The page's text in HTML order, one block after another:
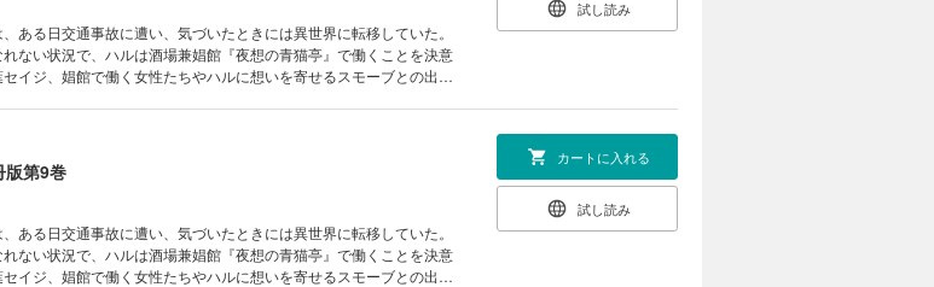
ある日交通事故に遭い、気づいたときには異世界に転移していた。
ない状況で、ハルは酒場兼娼館『夜想の青猫亭』で働くことを決意
イジ、娼館で働く女性たちやハルに想いを寄せるスモーブとの出会
8巻！
試し読み
第9巻
ある日交通事故に遭い、気づいたときには異世界に転移していた。
ない状況で、ハルは酒場兼娼館『夜想の青猫亭』で働くことを決意
イジ、娼館で働く女性たちやハルに想いを寄せるスモーブとの出会
カートに入れる
試し読み